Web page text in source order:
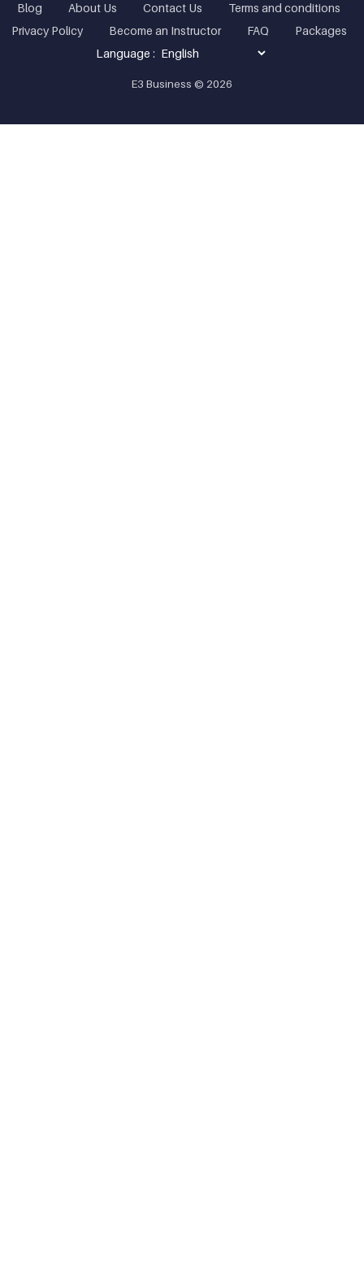
Blog About Us Contact Us
Terms and conditions
Privacy Policy
Become an Instructor FAQ
Packages
Language :
E3 Business © 2026